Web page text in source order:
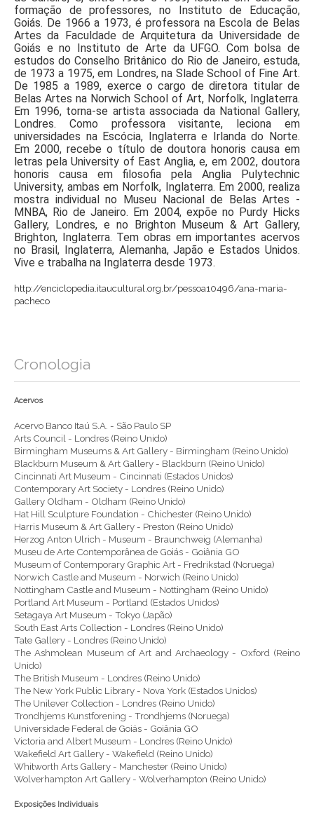
formação de professores, no Instituto de Educação,
Goiás. De 1966 a 1973, é professora na Escola de Belas
Artes da Faculdade de Arquitetura da Universidade de
Goiás e no Instituto de Arte da UFGO. Com bolsa de
estudos do Conselho Britânico do Rio de Janeiro, estuda,
de 1973 a 1975, em Londres, na Slade School of Fine Art.
De 1985 a 1989, exerce o cargo de diretora titular de
Belas Artes na Norwich School of Art, Norfolk, Inglaterra.
Em 1996, torna-se artista associada da National Gallery,
Londres. Como professora visitante, leciona em
universidades na Escócia, Inglaterra e Irlanda do Norte.
Em 2000, recebe o título de doutora honoris causa em
letras pela University of East Anglia, e, em 2002, doutora
honoris causa em filosofia pela Anglia Pulytechnic
University, ambas em Norfolk, Inglaterra. Em 2000, realiza
mostra individual no Museu Nacional de Belas Artes -
MNBA, Rio de Janeiro. Em 2004, expõe no Purdy Hicks
Gallery, Londres, e no Brighton Museum & Art Gallery,
Brighton, Inglaterra. Tem obras em importantes acervos
no Brasil, Inglaterra, Alemanha, Japão e Estados Unidos.
Vive e trabalha na Inglaterra desde 1973.
http://enciclopedia.itaucultural.org.br/pessoa10496/ana-maria-
pacheco
Cronologia
Acervos
Acervo Banco Itaú S.A. - São Paulo SP
Arts Council - Londres (Reino Unido)
Birmingham Museums & Art Gallery - Birmingham (Reino Unido)
Blackburn Museum & Art Gallery - Blackburn (Reino Unido)
Cincinnati Art Museum - Cincinnati (Estados Unidos)
Contemporary Art Society - Londres (Reino Unido)
Gallery Oldham - Oldham (Reino Unido)
Hat Hill Sculpture Foundation - Chichester (Reino Unido)
Harris Museum & Art Gallery - Preston (Reino Unido)
Herzog Anton Ulrich - Museum - Braunchweig (Alemanha)
Museu de Arte Contemporânea de Goiás - Goiânia GO
Museum of Contemporary Graphic Art - Fredrikstad (Noruega)
Norwich Castle and Museum - Norwich (Reino Unido)
Nottingham Castle and Museum - Nottingham (Reino Unido)
Portland Art Museum - Portland (Estados Unidos)
Setagaya Art Museum - Tokyo (Japão)
South East Arts Collection - Londres (Reino Unido)
Tate Gallery - Londres (Reino Unido)
The Ashmolean Museum of Art and Archaeology - Oxford (Reino
Unido)
The British Museum - Londres (Reino Unido)
The New York Public Library - Nova York (Estados Unidos)
The Unilever Collection - Londres (Reino Unido)
Trondhjems Kunstforening - Trondhjems (Noruega)
Universidade Federal de Goiás - Goiânia GO
Victoria and Albert Museum - Londres (Reino Unido)
Wakefield Art Gallery - Wakefield (Reino Unido)
Whitworth Arts Gallery - Manchester (Reino Unido)
Wolverhampton Art Gallery - Wolverhampton (Reino Unido)
Exposições Individuais